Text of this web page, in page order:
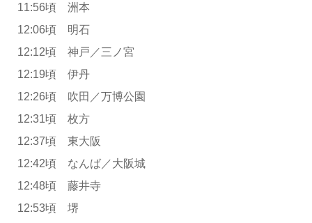
11:56頃 洲本
12:06頃 明石
12:12頃 神戸／三ノ宮
12:19頃 伊丹
12:26頃 吹田／万博公園
12:31頃 枚方
12:37頃 東大阪
12:42頃 なんば／大阪城
12:48頃 藤井寺
12:53頃 堺